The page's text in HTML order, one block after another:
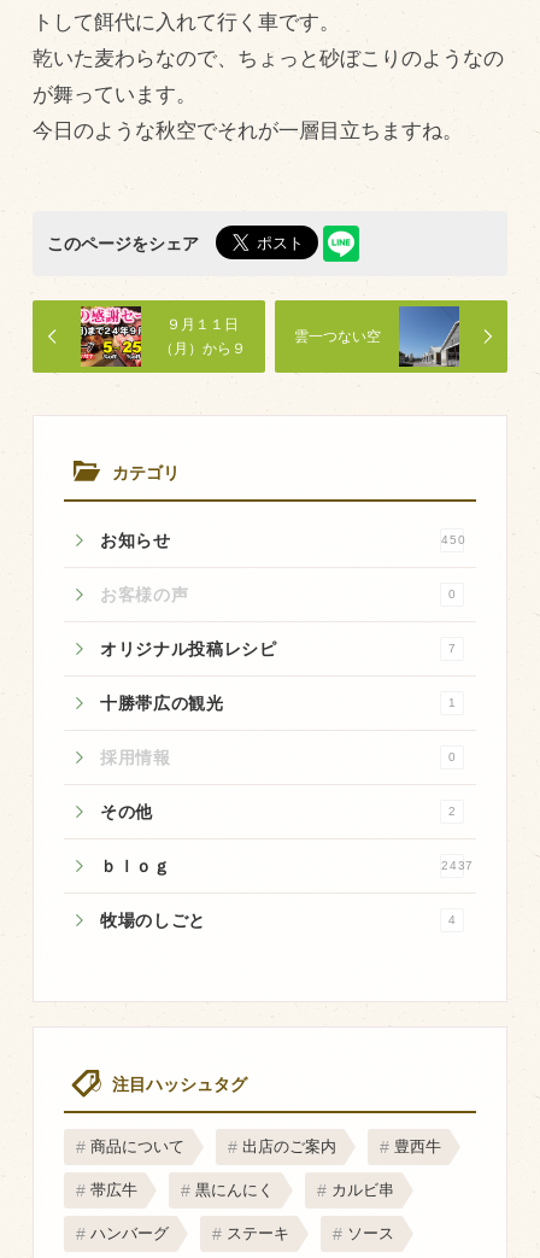
カテゴリ
お知らせ 450
お客様の声 0
オリジナル投稿レシピ 7
十勝帯広の観光 1
採用情報 0
その他 2
ｂｌｏｇ 2437
牧場のしごと 4
注目ハッシュタグ
商品について 出店のご案内 豊西牛
帯広牛 黒にんにく カルビ串
ハンバーグ ステーキ ソース
トして餌代に入れて行く車です。
乾いた麦わらなので、ちょっと砂ぼこりのようなの
が舞っています。
今日のような秋空でそれが一層目立ちますね。
このページをシェア
雲一つない空
９月１１日
（月）から９
月１６日
（月）まで
「秋の感謝セ
業務管理体制
品質管理体制
最新の設備
ＢtoＢ受発注システム
瑕疵とは
豊西牛
厚切ステーキ
黒にんにく
豊西ソース
ギフト
取り扱い店
販売店
その他
マップから探す
Facebook
Twitter
LINE公式アカウント
Instagram
RSS フィード